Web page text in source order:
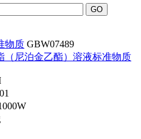
GO
物质 GBW07489
（尼泊金乙酯）溶液标准物质